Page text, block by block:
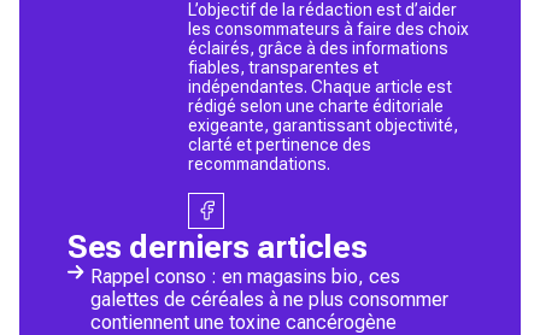
L’objectif de la rédaction est d’aider
les consommateurs à faire des choix
éclairés, grâce à des informations
fiables, transparentes et
indépendantes. Chaque article est
rédigé selon une charte éditoriale
exigeante, garantissant objectivité,
clarté et pertinence des
recommandations.
Ses derniers articles
Rappel conso : en magasins bio, ces
galettes de céréales à ne plus consommer
contiennent une toxine cancérogène